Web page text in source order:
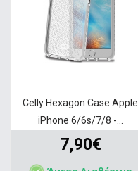
Celly Hexagon Case Apple
iPhone 6/6s/7/8 -...
7,90€